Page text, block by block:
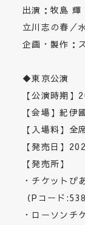
出演：牧島
立川志の春／
企画・製作：
◆東京公演
【公演時期
【会場】紀
【入場料】全
【発売日】
【発売所】
・チケットぴ
（Pコード
・ローソンチ